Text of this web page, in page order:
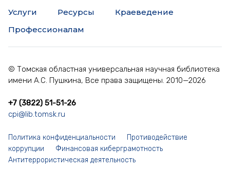
Услуги
Ресурсы
Краеведение
Профессионалам
© Томская областная универсальная научная библиотека
имени А.С. Пушкина, Все права защищены. 2010—2026
+7 (3822) 51-51-26
cpi@lib.tomsk.ru
Политика конфиденциальности
Противодействие
коррупции
Финансовая киберграмотность
Антитеррористическая деятельность